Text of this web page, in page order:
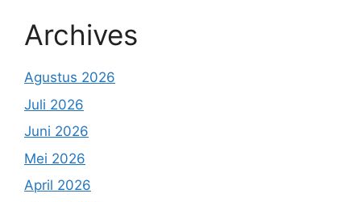
Archives
Agustus 2026
Juli 2026
Juni 2026
Mei 2026
April 2026